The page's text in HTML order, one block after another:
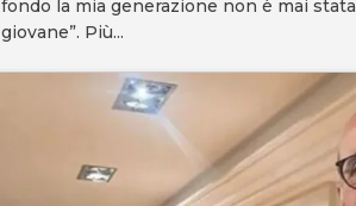
fondo la mia generazione non è mai stata
giovane”. Più...